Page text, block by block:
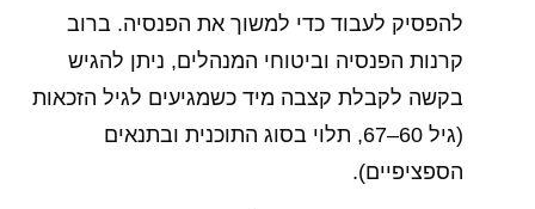
להפסיק לעבוד כדי למשוך את הפנסיה. ברוב
קרנות הפנסיה וביטוחי המנהלים, ניתן להגיש
בקשה לקבלת קצבה מיד כשמגיעים לגיל הזכאות
(גיל 60–67, תלוי בסוג התוכנית ובתנאים
הספציפיים).